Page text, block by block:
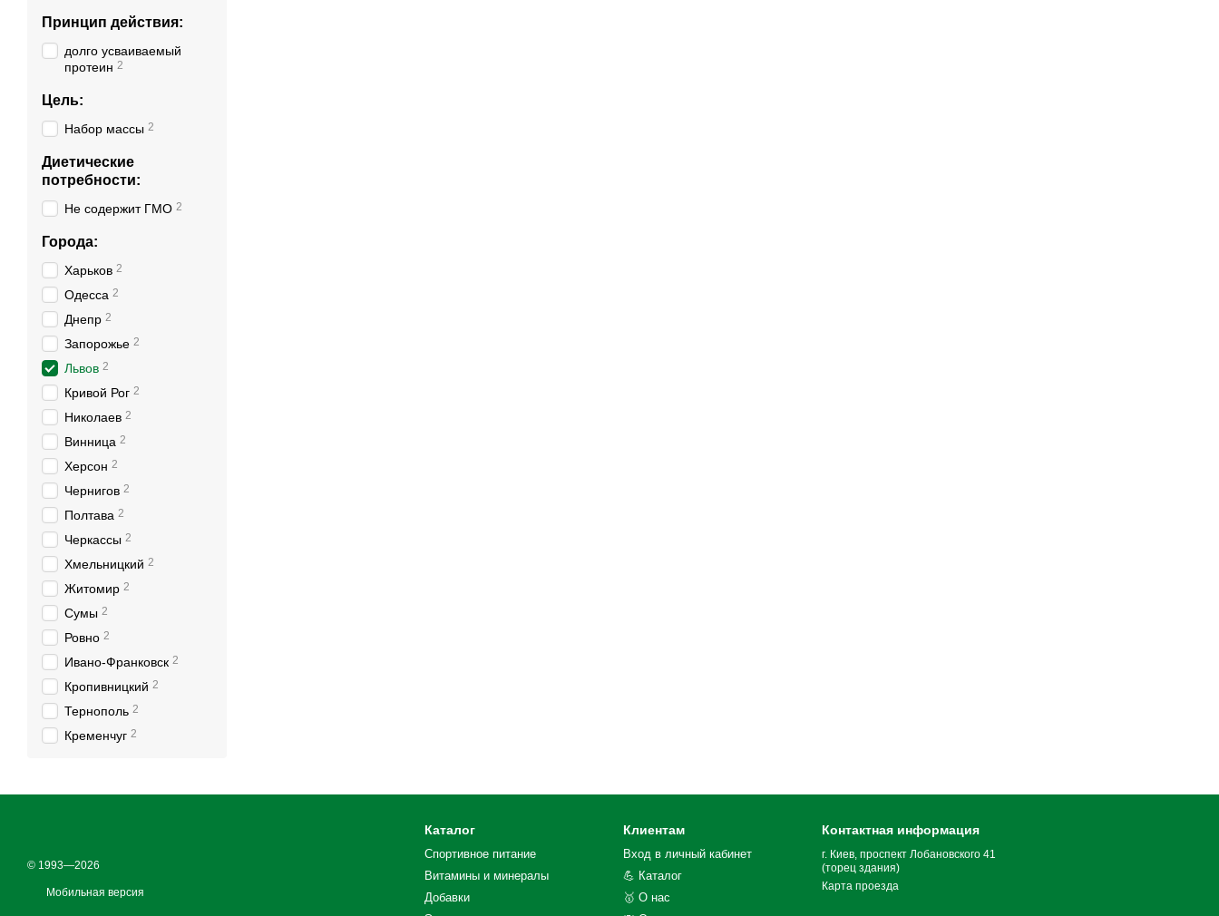
Принцип действия:
долго усваиваемый
протеин 2
Цель:
Набор массы 2
Диетические
потребности:
Не содержит ГМО 2
Города:
Харьков 2
Одесса 2
Днепр 2
Запорожье 2
Львов 2
Кривой Рог 2
Николаев 2
Винница 2
Херсон 2
Чернигов 2
Полтава 2
Черкассы 2
Хмельницкий 2
Житомир 2
Сумы 2
Ровно 2
Ивано-Франковск 2
Кропивницкий 2
Тернополь 2
Кременчуг 2
© 1993—2026
Мобильная версия
Каталог
Спортивное питание
Витамины и минералы
Добавки
Клиентам
Вход в личный кабинет
💪 Каталог
🥇 О нас
Контактная информация
г. Киев, проспект Лобановского 41
(торец здания)
Карта проезда